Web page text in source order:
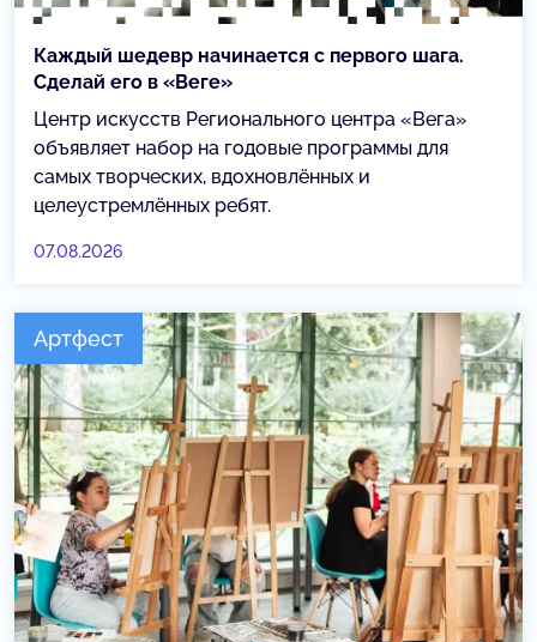
Каждый шедевр начинается с первого шага.
Сделай его в «Веге»
Центр искусств Регионального центра «Вега»
объявляет набор на годовые программы для
самых творческих, вдохновлённых и
целеустремлённых ребят.
07.08.2026
Артфест